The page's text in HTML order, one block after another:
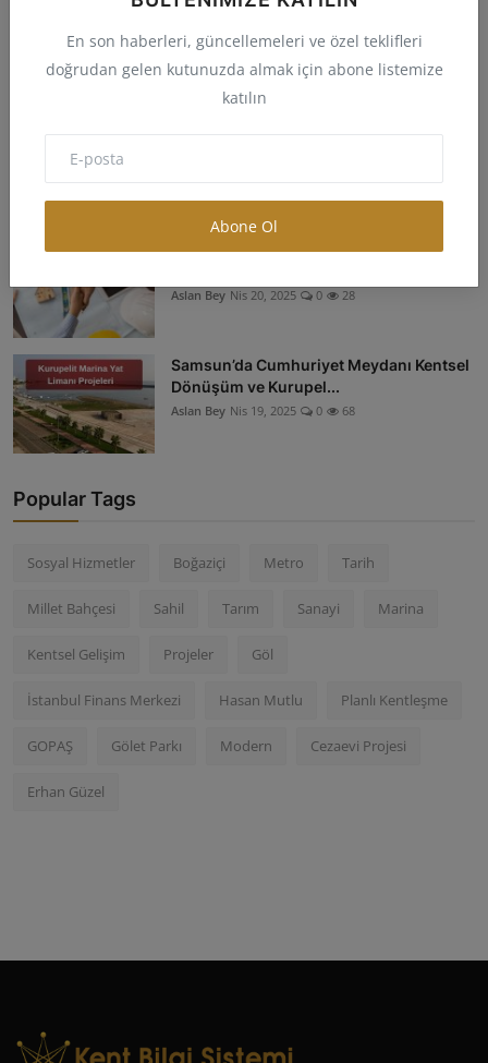
En son haberleri, güncellemeleri ve özel teklifleri
doğrudan gelen kutunuzda almak için abone listemize
katılın
Abone Ol
Aslan Bey Nis 22, 2025 0 220
Kocaeli’de 597 Bağımsız Bölümün Kura
Aslan Bey Nis 21, 2025 0 11
Ev Sahipleri İçin Kentsel Dönüşüm
Aslan Bey Nis 20, 2025 0 28
Samsun’da Cumhuriyet Meydanı Kentsel
Dönüşüm ve Kurupel...
Aslan Bey Nis 19, 2025 0 68
Popular Tags
Sosyal Hizmetler Boğaziçi Metro Tarih
Millet Bahçesi Sahil Tarım Sanayi Marina
Kentsel Gelişim Projeler Göl
İstanbul Finans Merkezi Hasan Mutlu Planlı Kentleşme
GOPAŞ Gölet Parkı Modern Cezaevi Projesi
Erhan Güzel